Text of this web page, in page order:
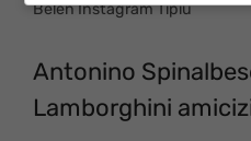
Belen Instagram Tipiù
Antonino
Lamborghini